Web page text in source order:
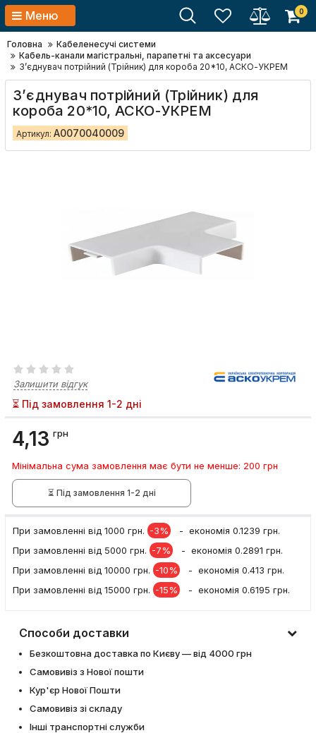
Меню 0
Головна
Кабеленесучі системи
Кабель-канали магістральні, парапетні та аксесуари
З’єднувач потрійний (Трійник) для короба 20*10, АСКО-УКРЕМ
З’єднувач потрійний (Трійник) для
короба 20*10, АСКО-УКРЕМ
Артикул: A0070040009
Залишити відгук
⏳ Під замовлення 1-2 дні
4,13 грн
Мінімальна сума замовлення має бути не менше: 200 грн
⏳ Під замовлення 1-2 дні
При замовленні вiд 1000 грн. -3%
- економія 0.1239 грн.
При замовленні вiд 5000 грн. -7%
- економія 0.2891 грн.
При замовленні вiд 10000 грн. -10%
- економія 0.413 грн.
При замовленні вiд 15000 грн. -15% - економія 0.6195 грн.
Способи доставки
Безкоштовна доставка по Києву — від 4000 грн
Самовивіз з Нової пошти
Кур'єр Нової Пошти
Самовивіз зі складу
Інші транспортні служби